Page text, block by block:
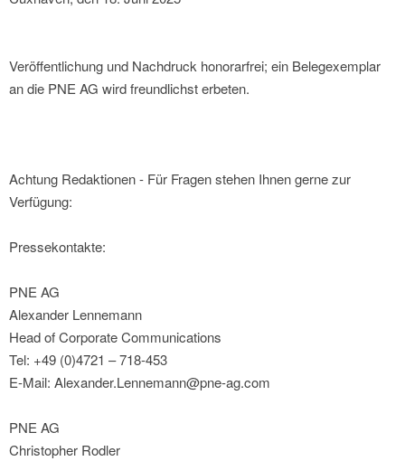
Veröffentlichung und Nachdruck honorarfrei; ein Belegexemplar
an die PNE AG wird freundlichst erbeten.
Achtung Redaktionen - Für Fragen stehen Ihnen gerne zur
Verfügung:
Pressekontakte:
PNE AG
Alexander Lennemann
Head of Corporate Communications
Tel: +49 (0)4721 – 718-453
E-Mail: Alexander.Lennemann@pne-ag.com
PNE AG
Christopher Rodler